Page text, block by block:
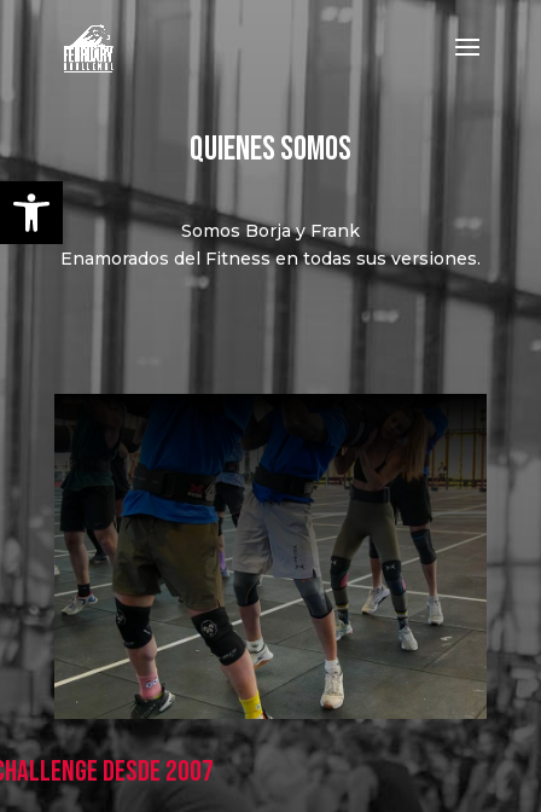
Abrir barra de herramientas
QUIENES SOMOS
Somos Borja y Frank
Enamorados del Fitness en todas sus versiones.
Desde 2007